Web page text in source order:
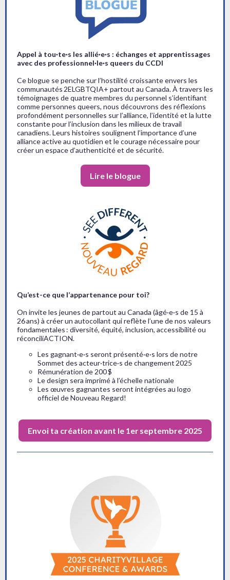
Appel à tou·te·s les allié·e·s : échanges et apprentissages
avec des professionnel·le·s queers du CCDI
Ce blogue se penche sur l’hostilité croissante envers les
communautés 2ELGBTQIA+ partout au Canada. À travers les
témoignages de quatre membres du personnel s’identifiant
comme personnes queers, nous découvrons des réflexions
profondément personnelles sur l’alliance, l’identité et la lutte
constante pour l’inclusion dans les milieux de travail
canadiens. Leurs histoires soulignent l’importance d’une
alliance active au quotidien et le courage nécessaire pour
créer un espace d’authenticité et de sécurité.
Lire le blogue
Qu’est-ce que l’appartenance pour toi?
On invite les jeunes de partout au Canada (âgé·e·s de 15 à
26 ans) à créer un autocollant qui reflète l’une de nos valeurs
fondamentales : diversité, équité, inclusion, accessibilité ou
réconciliACTION.
Les gagnant·e·s seront présenté·e·s lors de notre
Sommet des acteur·trice·s de changement 2025
Rémunération de 200 $
Le design sera imprimé à l’échelle nationale
Les œuvres gagnantes seront intégrées au logo
officiel de Nouveau Regard!
Envoi ta création avant le 1er septembre 2025